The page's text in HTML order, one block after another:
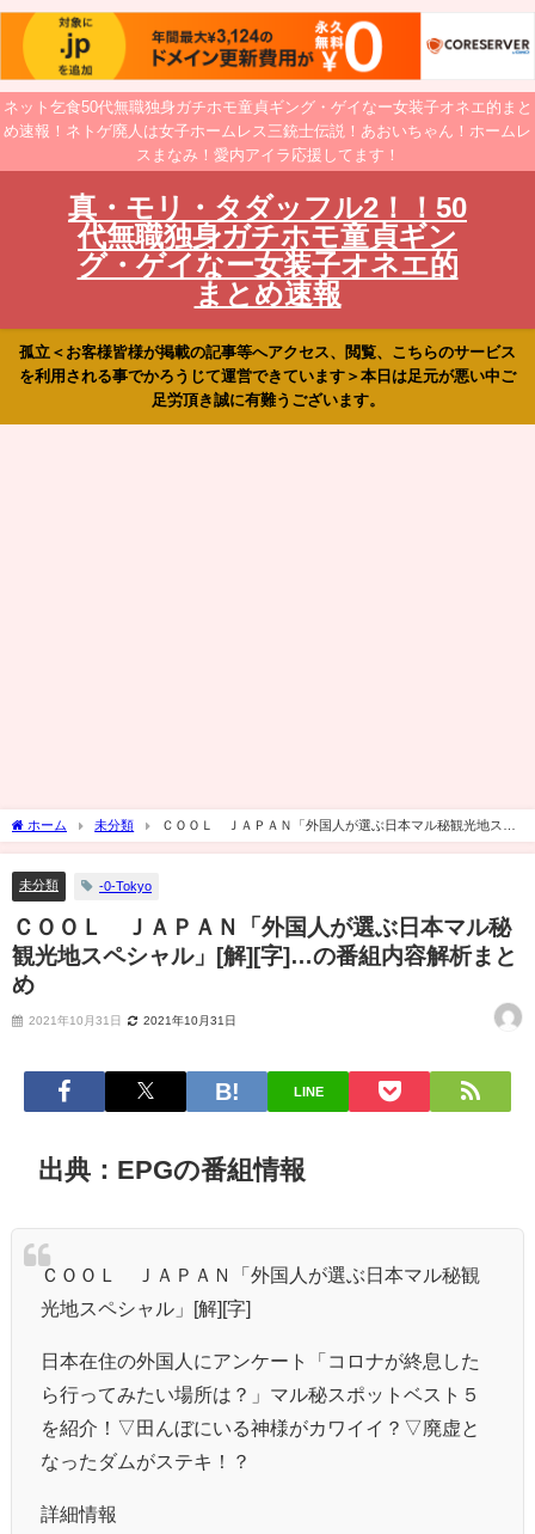
ネット乞食50代無職独身ガチホモ童貞ギング・ゲイなー女装子オネエ的まと
め速報！ネトゲ廃人は女子ホームレス三銃士伝説！あおいちゃん！ホームレ
スまなみ！愛内アイラ応援してます！
真・モリ・タダッフル2！！50
代無職独身ガチホモ童貞ギン
グ・ゲイなー女装子オネエ的
まとめ速報
孤立＜お客様皆様が掲載の記事等へアクセス、閲覧、こちらのサービス
を利用される事でかろうじて運営できています＞本日は足元が悪い中ご
足労頂き誠に有難うございます。
ホーム 未分類
ＣＯＯＬ ＪＡＰＡＮ「外国人が選ぶ日本マル秘観光地スペ
シャル」[解][字]…の番組内容解析まとめ
未分類 -0-Tokyo
ＣＯＯＬ ＪＡＰＡＮ「外国人が選ぶ日本マル秘
観光地スペシャル」[解][字]…の番組内容解析まと
め
2021年10月31日 2021年10月31日
LINE
出典：EPGの番組情報
ＣＯＯＬ ＪＡＰＡＮ「外国人が選ぶ日本マル秘観
光地スペシャル」[解][字]
日本在住の外国人にアンケート「コロナが終息した
ら行ってみたい場所は？」マル秘スポットベスト５
を紹介！▽田んぼにいる神様がカワイイ？▽廃虚と
なったダムがステキ！？
詳細情報